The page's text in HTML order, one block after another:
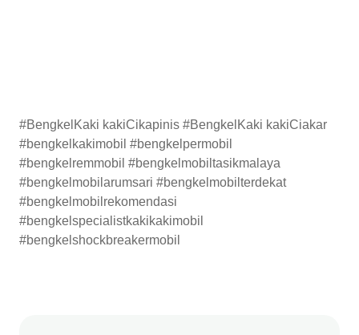
#BengkelKaki kakiCikapinis #BengkelKaki kakiCiakar
#bengkelkakimobil #bengkelpermobil
#bengkelremmobil #bengkelmobiltasikmalaya
#bengkelmobilarumsari #bengkelmobilterdekat
#bengkelmobilrekomendasi
#bengkelspecialistkakikakimobil
#bengkelshockbreakermobil